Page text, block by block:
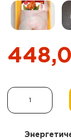
Количество
товара
(тушки